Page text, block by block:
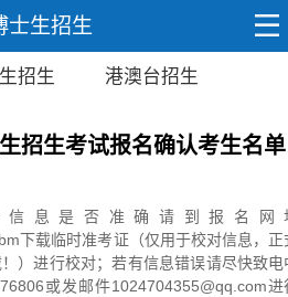
士生招生
招生 港澳台招生
招生考试报名确认考生名单
息是否准确请到报名网
下载临时准考证（仅用于校对信息，正
）进行校对；若有信息错误请尽快致电
或发邮件1024704355@qq.com进